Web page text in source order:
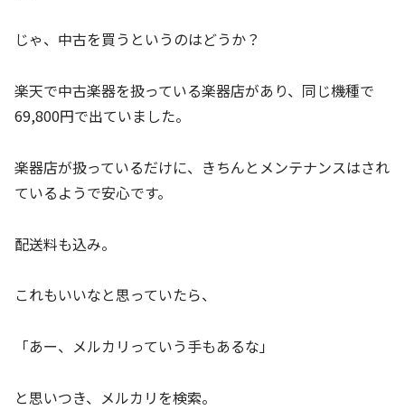
じゃ、中古を買うというのはどうか？
楽天で中古楽器を扱っている楽器店があり、同じ機種で
69,800円で出ていました。
楽器店が扱っているだけに、きちんとメンテナンスはされ
ているようで安心です。
配送料も込み。
これもいいなと思っていたら、
「あー、メルカリっていう手もあるな」
と思いつき、メルカリを検索。